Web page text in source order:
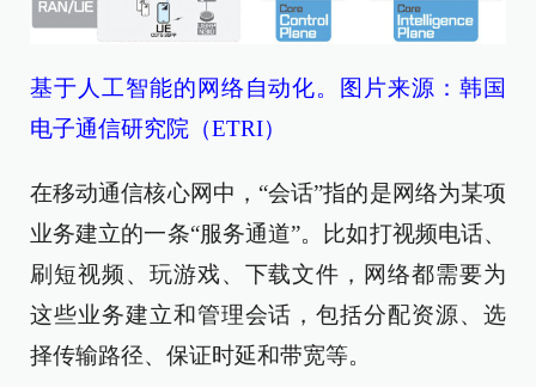
基于人工智能的网络自动化。图片来源：韩国
电子通信研究院（ETRI）
在移动通信核心网中，“会话”指的是网络为某项
业务建立的一条“服务通道”。比如打视频电话、
刷短视频、玩游戏、下载文件，网络都需要为
这些业务建立和管理会话，包括分配资源、选
择传输路径、保证时延和带宽等。